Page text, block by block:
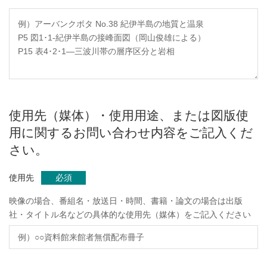
使用先（媒体）・使用用途、または図版使
用に関するお問い合わせ内容をご記入くだ
さい。
使用先 必須
映像の場合、番組名・放送日・時間、書籍・論文の場合は出版
社・タイトル名などの具体的な使用先（媒体）をご記入ください